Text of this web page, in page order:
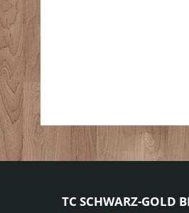
TC SCHWARZ-GOLD